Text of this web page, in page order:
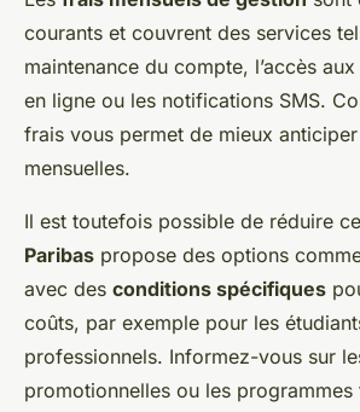
courants et couvrent des services
maintenance du compte, l’accès
en ligne ou les notifications SMS.
frais vous permet de mieux
mensuelles.
Il est toutefois possible de réduire
Paribas propose des options
avec des conditions spécifiques
coûts, par exemple pour les
professionnels. Informez-vous sur
promotionnelles ou les